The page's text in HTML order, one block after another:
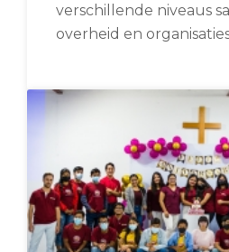
verschillende niveaus
overheid en